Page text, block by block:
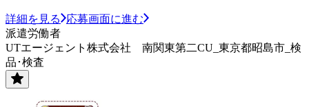
詳細を見る
応募画面に進む
派遣労働者
UTエージェント株式会社 南関東第二CU_東京都昭島市_検
品･検査